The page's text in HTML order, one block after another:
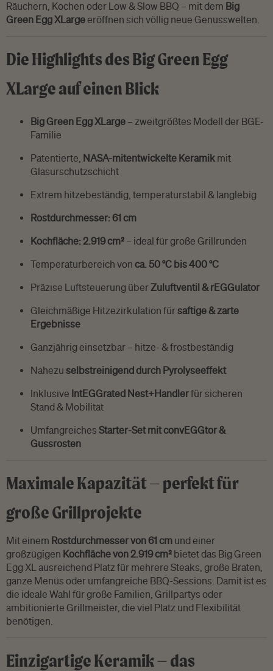
Räuchern, Kochen oder Low & Slow BBQ – mit dem Big
Green Egg XLargeeröffnen sich völlig neue Genusswelten.
Die Highlights des Big Green Egg
XLarge auf einen Blick
Big Green Egg XLarge – zweitgrößtes Modell der BGE-
Familie
Patentierte, NASA-mitentwickelte Keramik mit
Glasurschutzschicht
Extrem hitzebeständig, temperaturstabil & langlebig
Rostdurchmesser: 61 cm
Kochfläche: 2.919 cm² – ideal für große Grillrunden
Temperaturbereich von ca. 50 °C bis 400 °C
Präzise Luftsteuerung überZuluftventil & rEGGulator
Gleichmäßige Hitzezirkulation fürsaftige & zarte
Ergebnisse
Ganzjährig einsetzbar – hitze- & frostbeständig
Nahezu selbstreinigend durch Pyrolyseeffekt
Inklusive IntEGGrated Nest+Handlerfür sicheren
Stand & Mobilität
Umfangreiches Starter-Set mit convEGGtor &
Gussrosten
Maximale Kapazität – perfekt für
große Grillprojekte
Mit einem Rostdurchmesser von 61 cm und einer
großzügigen Kochfläche von 2.919 cm² bietet das Big Green
Egg XL ausreichend Platz für mehrere Steaks, große Braten,
ganze Menüs oder umfangreiche BBQ-Sessions. Damit ist es
die ideale Wahl für große Familien, Grillpartys oder
ambitionierte Grillmeister, die viel Platz und Flexibilität
benötigen.
Einzigartige Keramik – das